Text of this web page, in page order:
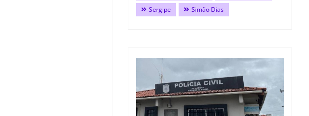
Sergipe
Simão Dias